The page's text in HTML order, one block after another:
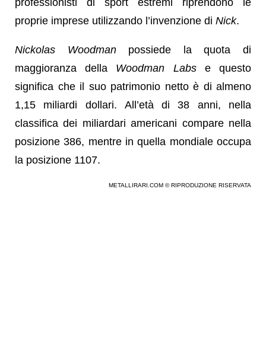
proprie imprese utilizzando l’invenzione di Nick.
Nickolas Woodmanpossiede la quota di
maggioranza della Woodman Labse questo
significa che il suo patrimonio netto è di almeno
1,15 miliardi dollari. All’età di 38 anni, nella
classifica dei miliardari americani compare nella
posizione 386, mentre in quella mondiale occupa
la posizione 1107.
METALLIRARI.COM © RIPRODUZIONE RISERVATA